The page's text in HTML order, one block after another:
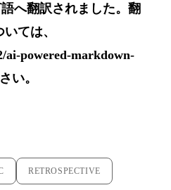
へ翻訳されました。翻
ては、
ai-powered-markdown-
い。
RETROSPECTIVE